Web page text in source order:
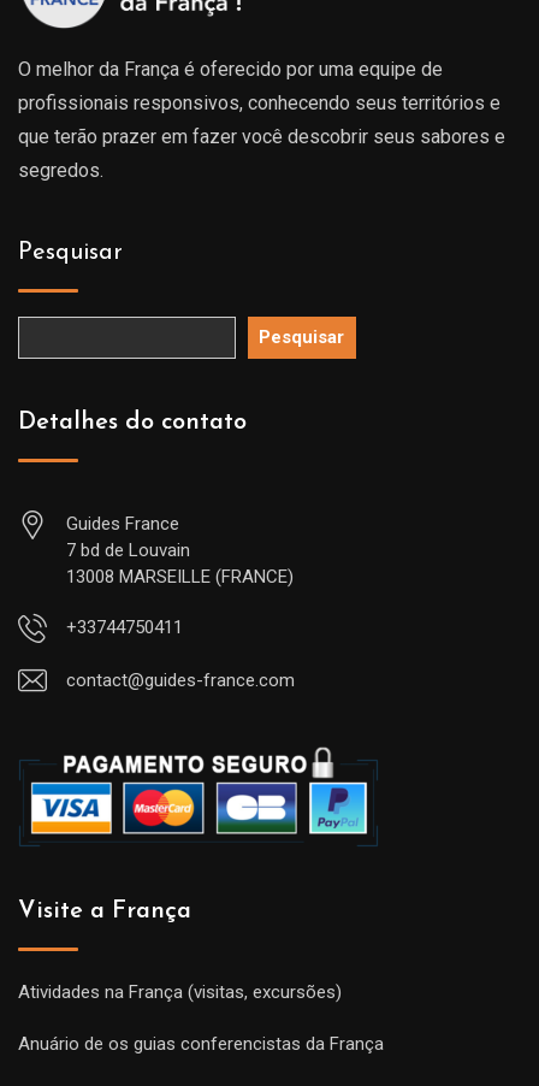
O melhor da França é oferecido por uma equipe de
profissionais responsivos, conhecendo seus territórios e
que terão prazer em fazer você descobrir seus sabores e
segredos.
Pesquisar
Pesquisar
Detalhes do contato
Guides France
7 bd de Louvain
13008 MARSEILLE (FRANCE)
+33744750411
contact@guides-france.com
Visite a França
Atividades na França (visitas, excursões)
Anuário de os guias conferencistas da França